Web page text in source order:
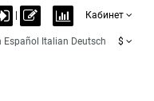
Кабинет
Español Italian Deutsch $